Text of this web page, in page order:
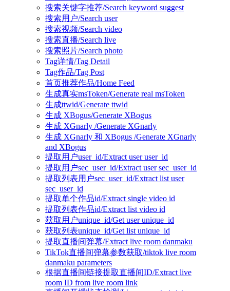
搜索关键字推荐/Search keyword suggest
搜索用户/Search user
搜索视频/Search video
搜索直播/Search live
搜索照片/Search photo
Tag详情/Tag Detail
Tag作品/Tag Post
首页推荐作品/Home Feed
生成真实msToken/Generate real msToken
生成ttwid/Generate ttwid
生成 XBogus/Generate XBogus
生成 XGnarly /Generate XGnarly
生成 XGnarly 和 XBogus /Generate XGnarly
and XBogus
提取用户user_id/Extract user user_id
提取用户sec_user_id/Extract user sec_user_id
提取列表用户sec_user_id/Extract list user
sec_user_id
提取单个作品id/Extract single video id
提取列表作品id/Extract list video id
获取用户unique_id/Get user unique_id
获取列表unique_id/Get list unique_id
提取直播间弹幕/Extract live room danmaku
TikTok直播间弹幕参数获取/tiktok live room
danmaku parameters
根据直播间链接提取直播间ID/Extract live
room ID from live room link